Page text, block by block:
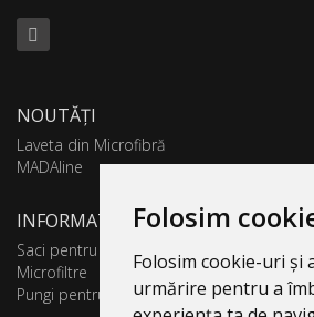
Folosim
Folosim cookie-uri și
urmărire pentru a
NOUTĂȚI
Laveta din Microfibră
MADAline
INFORMATII PRODUSE
Saci pentru aspirator
Microfiltre
Pungi pentru colectare praf